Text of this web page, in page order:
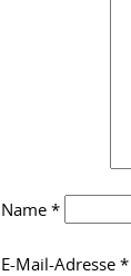
Name *
E-Mail-Adresse *